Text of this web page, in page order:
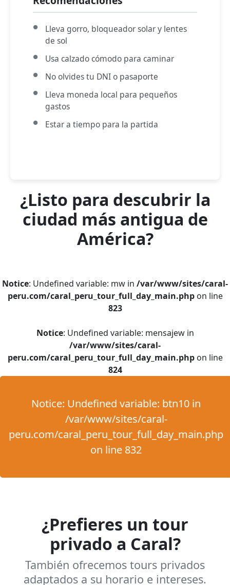
Lleva gorro, bloqueador solar y lentes
de sol
Usa calzado cómodo para caminar
No olvides tu DNI o pasaporte
Lleva moneda local para pequeños
gastos
Estar a tiempo para la partida
¿Listo para descubrir la
ciudad más antigua de
América?
Notice: Undefined variable: mw in /var/www/sites/caral-
peru.com/caral_peru_tour_full_day_main.phpon line
823
Notice: Undefined variable: mensajew in
/var/www/sites/caral-
peru.com/caral_peru_tour_full_day_main.phpon line
824
Notice: Undefined variable: btn10 in
/var/www/sites/caral-
peru.com/caral_peru_tour_full_day_main.php
on line 832
¿Prefieres un tour
privado a Caral?
También ofrecemos tours privados
adaptados a su horario e intereses.